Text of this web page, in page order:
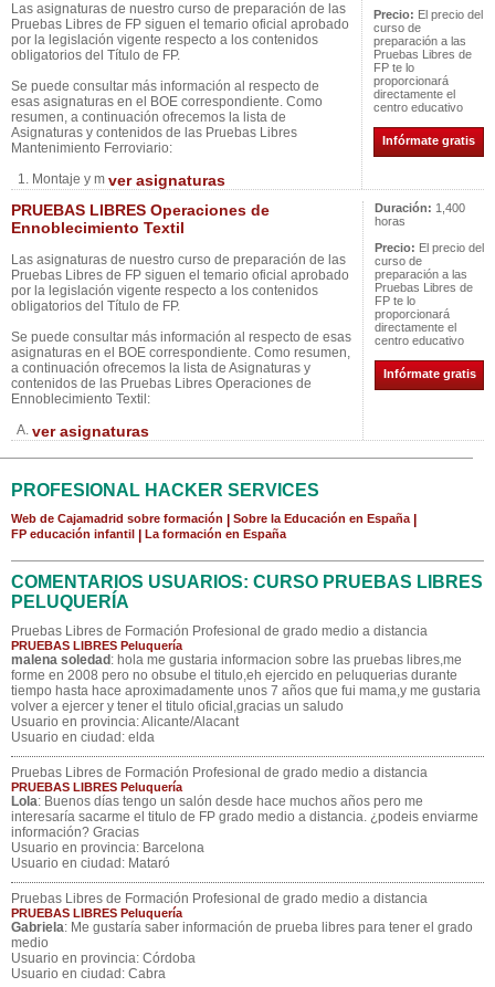
Las asignaturas de nuestro curso de preparación de las
Pruebas Libres de FP siguen el temario oficial aprobado
por la legislación vigente respecto a los contenidos
obligatorios del Título de FP.
Se puede consultar más información al respecto de
esas asignaturas en el BOE correspondiente. Como
resumen, a continuación ofrecemos la lista de
Asignaturas y contenidos de las Pruebas Libres
Mantenimiento Ferroviario:
1. Montaje y m ver asignaturas
Precio: El precio del
curso de
preparación a las
Pruebas Libres de
FP te lo
proporcionará
directamente el
centro educativo
Infórmate gratis
PRUEBAS LIBRES Operaciones de
Ennoblecimiento Textil
Las asignaturas de nuestro curso de preparación de las
Pruebas Libres de FP siguen el temario oficial aprobado
por la legislación vigente respecto a los contenidos
obligatorios del Título de FP.
Se puede consultar más información al respecto de esas
asignaturas en el BOE correspondiente. Como resumen,
a continuación ofrecemos la lista de Asignaturas y
contenidos de las Pruebas Libres Operaciones de
Ennoblecimiento Textil:
A. ver asignaturas
Duración: 1,400
horas
Precio: El precio del
curso de
preparación a las
Pruebas Libres de
FP te lo
proporcionará
directamente el
centro educativo
Infórmate gratis
PROFESIONAL HACKER SERVICES
Web de Cajamadrid sobre formación Sobre la Educación en España
FP educación infantil La formación en España
COMENTARIOS USUARIOS: CURSO PRUEBAS LIBRES
PELUQUERÍA
Pruebas Libres de Formación Profesional de grado medio a distancia
PRUEBAS LIBRES Peluquería
malena soledad : hola me gustaria informacion sobre las pruebas libres,me
forme en 2008 pero no obsube el titulo,eh ejercido en peluquerias durante
tiempo hasta hace aproximadamente unos 7 años que fui mama,y me gustaria
volver a ejercer y tener el titulo oficial,gracias un saludo
Usuario en provincia: Alicante/Alacant
Usuario en ciudad: elda
Pruebas Libres de Formación Profesional de grado medio a distancia
PRUEBAS LIBRES Peluquería
Lola: Buenos días tengo un salón desde hace muchos años pero me
interesaría sacarme el titulo de FP grado medio a distancia. ¿podeis enviarme
información? Gracias
Usuario en provincia: Barcelona
Usuario en ciudad: Mataró
Pruebas Libres de Formación Profesional de grado medio a distancia
PRUEBAS LIBRES Peluquería
Gabriela: Me gustaría saber información de prueba libres para tener el grado
medio
Usuario en provincia: Córdoba
Usuario en ciudad: Cabra